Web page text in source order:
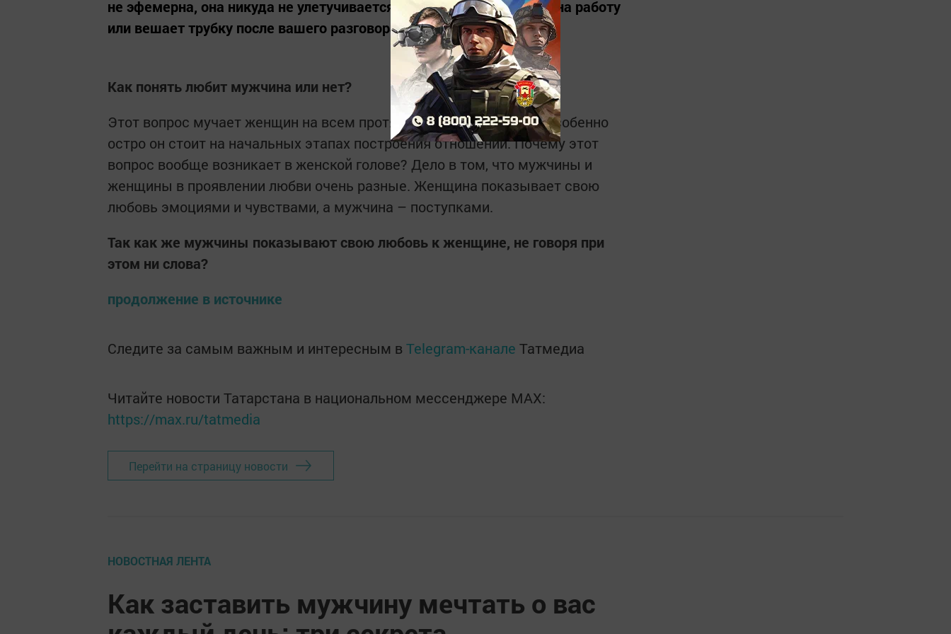
не эфемерна, она никуда не улетучивается, когда мужчина уходит на работу
или вешает трубку после вашего разговора.
Как понять любит мужчина или нет?
Этот вопрос мучает женщин на всем протяжении знакомства, но особенно
остро он стоит на начальных этапах построения отношений. Почему этот
вопрос вообще возникает в женской голове? Дело в том, что мужчины и
женщины в проявлении любви очень разные. Женщина показывает свою
любовь эмоциями и чувствами, а мужчина – поступками.
Так как же мужчины показывают свою любовь к женщине, не говоря при
этом ни слова?
продолжение в источнике
Следите за самым важным и интересным в Telegram-канале Татмедиа
Читайте новости Татарстана в национальном мессенджере MАХ:
https://max.ru/tatmedia
Перейти на страницу новости
НОВОСТНАЯ ЛЕНТА
Как заставить мужчину мечтать о вас